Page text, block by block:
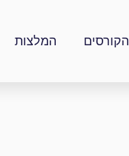
הקורסים המלצות